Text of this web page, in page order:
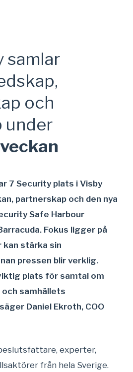
samlar
och
under
7 Security plats i Visby
partnerskap och den nya
Safe Harbour
Fokus ligger på
kan stärka sin
pressen blir verklig.
plats för samtal om
och samhällets
Daniel Ekroth, COO
experter,
från hela Sverige.